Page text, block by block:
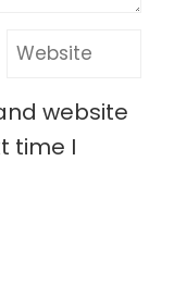
website
time I